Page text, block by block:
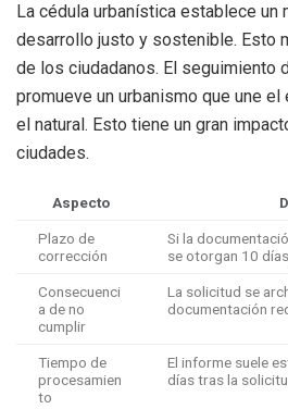
La cédula urbanística establece un
desarrollo justo y sostenible. Esto
de los ciudadanos. El seguimiento
promueve un urbanismo que une
el natural. Esto tiene un gran
ciudades.
Aspecto
Plazo de
corrección
Si la
se otorgan 10
Consecuenci
a de no
cumplir
La solicitud se
documentación
Tiempo de
procesamien
to
El informe suele
días tras la